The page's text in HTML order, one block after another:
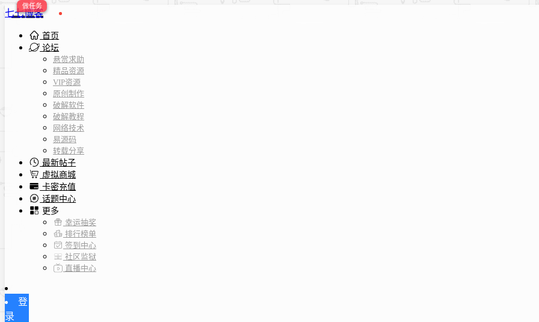
七七博客
首页
论坛
悬赏求助
精品资源
VIP资源
原创制作
破解软件
破解教程
网络技术
易源码
转载分享
最新帖子
虚拟商城
卡密充值
话题中心
更多
幸运抽奖
排行榜单
签到中心
社区监狱
直播中心
登
录